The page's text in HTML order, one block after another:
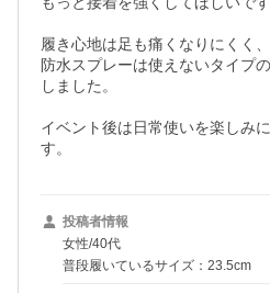
履き心地は足も痛くなりにくく
防水スプレーは使えないタイプ
しました。
イベント後は日常使いを楽しみ
投稿者情報
女性/40代
普段履いているサイズ：23.5cm